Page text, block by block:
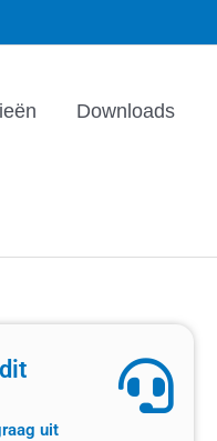
Downloads
uit